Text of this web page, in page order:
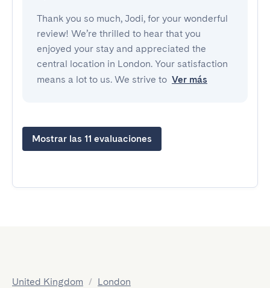
Thank you so much, Jodi, for your wonderful
review! We’re thrilled to hear that you
enjoyed your stay and appreciated the
central location in London. Your satisfaction
means a lot to us. We strive to Ver más
Mostrar las 11 evaluaciones
United Kingdom / London